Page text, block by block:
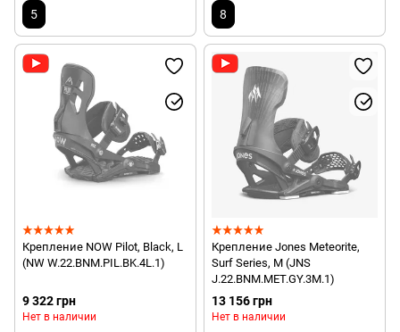
5 8
Крепление NOW Pilot, Black, L
(NW W.22.BNM.PIL.BK.4L.1)
9 322 грн
Нет в наличии
Крепление Jones Meteorite,
Surf Series, M (JNS
J.22.BNM.MET.GY.3M.1)
13 156 грн
Нет в наличии